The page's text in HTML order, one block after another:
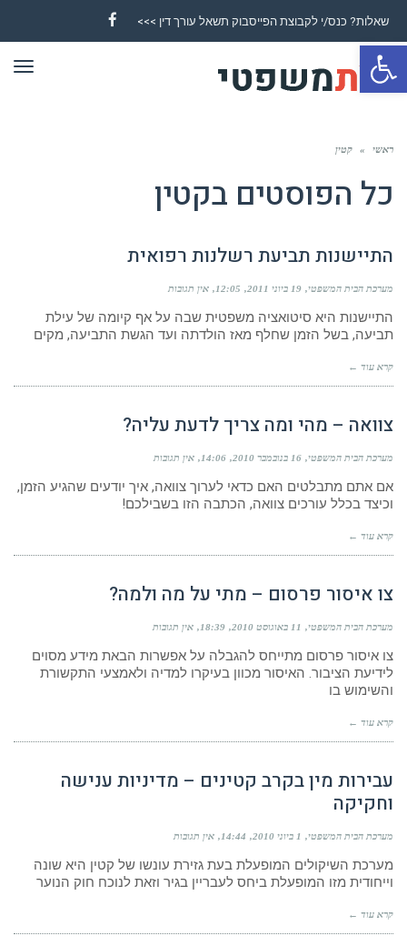
פתח סרגל נגישות
שאלות? כנס/י לקבוצת הפייסבוק תשאל עורך דין >>>
Facebook
ראשי » קטין
כל הפוסטים בקטין
התיישנות תביעת רשלנות רפואית
מערכת הבית המשפטי 19 ביוני 2011 12:05 אין תגובות
התיישנות היא סיטואציה משפטית שבה על אף קיומה של עילת
תביעה, בשל הזמן שחלף מאז הולדתה ועד הגשת התביעה, מקים
קרא עוד ←
צוואה – מהי ומה צריך לדעת עליה?
מערכת הבית המשפטי 16 בנובמבר 2010 14:06 אין תגובות
אם אתם מתבלטים האם כדאי לערוך צוואה, איך יודעים שהגיע הזמן,
וכיצד בכלל עורכים צוואה, הכתבה הזו בשבילכם!
קרא עוד ←
צו איסור פרסום – מתי על מה ולמה?
מערכת הבית המשפטי 11 באוגוסט 2010 18:39 אין תגובות
צו איסור פרסום מתייחס להגבלה על אפשרות הבאת מידע מסוים
לידיעת הציבור. האיסור מכוון בעיקרו למדיה ולאמצעי התקשורת
והשימוש בו
קרא עוד ←
עבירות מין בקרב קטינים – מדיניות ענישה
וחקיקה
מערכת הבית המשפטי 1 ביוני 2010 14:44 אין תגובות
מערכת השיקולים המופעלת בעת גזירת עונשו של קטין היא שונה
וייחודית מזו המופעלת ביחס לעבריין בגיר וזאת לנוכח חוק הנוער
קרא עוד ←